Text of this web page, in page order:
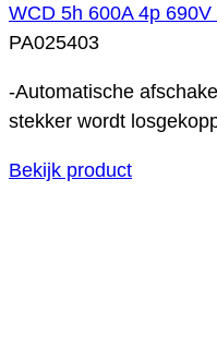
WCD 5h 600A 4p
PA025403
-Automatische
stekker wordt
Bekijk product